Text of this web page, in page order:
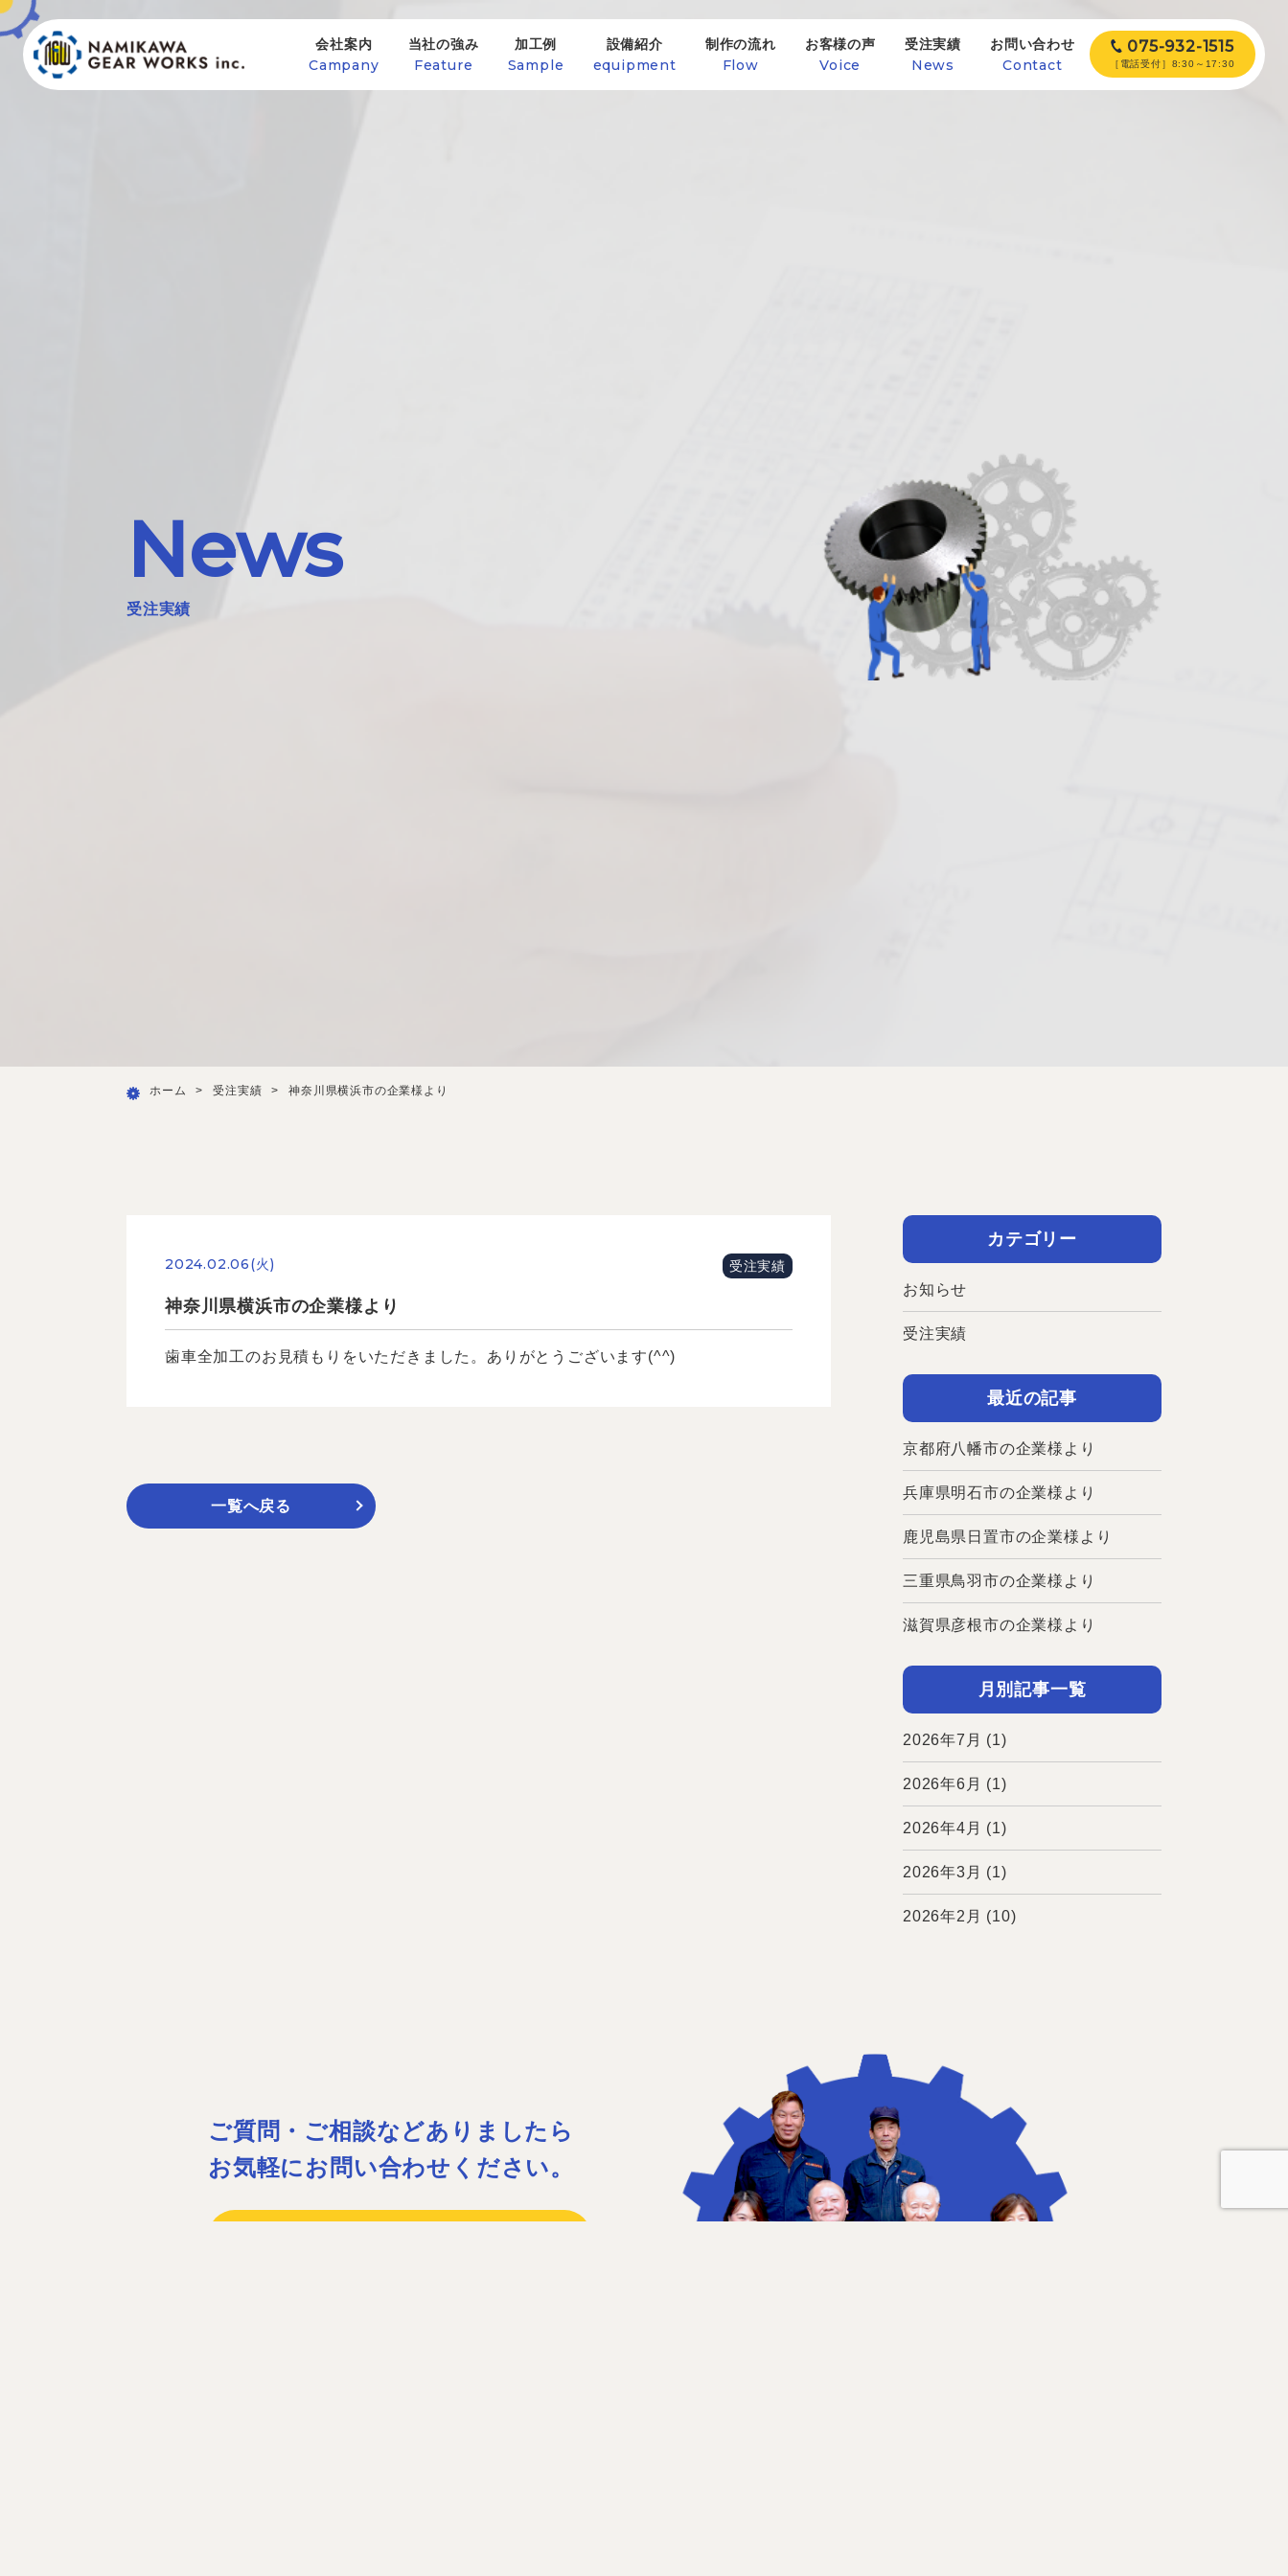
会社案内
Campany
当社の強み
Feature
加工例
Sample
設備紹介
equipment
制作の流れ
Flow
お客様の声
Voice
受注実績
News
お問い合わせ
Contact
075-932-1515
［電話受付］8:30～17:30
News
受注実績
ホーム > 受注実績 > 神奈川県横浜市の企業様より
2024.02.06(火) 受注実績
神奈川県横浜市の企業様より
歯車全加工のお見積もりをいただきました。ありがとうございます(^^)
一覧へ戻る
カテゴリー
お知らせ
受注実績
最近の記事
京都府八幡市の企業様より
兵庫県明石市の企業様より
鹿児島県日置市の企業様より
三重県鳥羽市の企業様より
滋賀県彦根市の企業様より
月別記事一覧
2026年7月 (1)
2026年6月 (1)
2026年4月 (1)
2026年3月 (1)
2026年2月 (10)
ご質問・ご相談などありましたら
お気軽にお問い合わせください。